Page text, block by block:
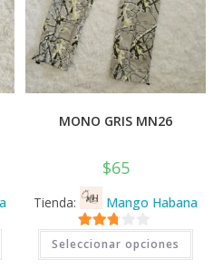
Este
producto
tiene
MONO GRIS MN26
$65
Tienda: Mango Habana
2.71
de 5
Seleccionar opciones
Este
tiene